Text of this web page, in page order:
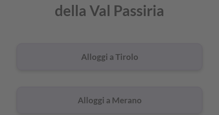
della Val Passiria
Alloggi a Tirolo
Alloggi a Merano